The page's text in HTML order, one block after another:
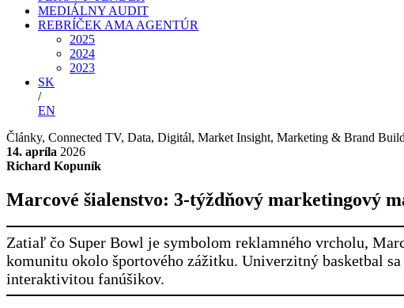
MEDIÁLNY AUDIT
REBRÍČEK AMA AGENTÚR
2025
2024
2023
SK
/
EN
Články, Connected TV, Data, Digitál, Market Insight, Marketing & Brand
14. apríla 2026
Richard Kopuník
Marcové šialenstvo: 3-týždňový marketingový
Zatiaľ čo Super Bowl je symbolom reklamného vrcholu,
komunitu okolo športového zážitku. Univerzitný basketbal
interaktivitou fanúšikov.